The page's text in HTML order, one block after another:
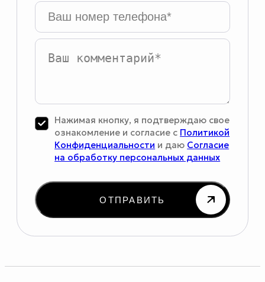
Ваш
номер
телефона*
Ваш
комментарий
Нажимая кнопку, я подтверждаю свое
ознакомление и согласие с Политикой
Конфиденциальности и даю Согласие
на обработку персональных данных
ОТПРАВИТЬ